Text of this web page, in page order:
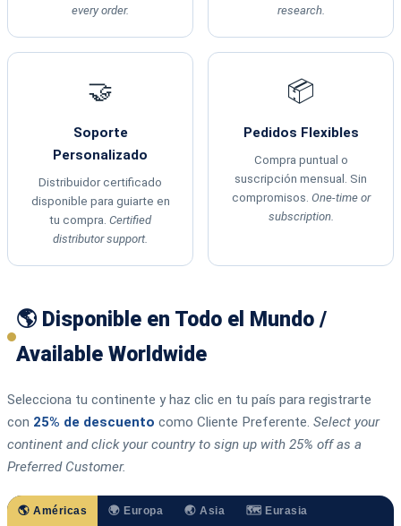
every order.
research.
🤝
Soporte
Personalizado
Distribuidor certificado
disponible para guiarte en
tu compra. Certified
distributor support.
📦
Pedidos Flexibles
Compra puntual o
suscripción mensual. Sin
compromisos. One-time or
subscription.
🌎 Disponible en Todo el Mundo /
Available Worldwide
Selecciona tu continente y haz clic en tu país para registrarte
con 25% de descuento como Cliente Preferente. Select your
continent and click your country to sign up with 25% off as a
Preferred Customer.
🌎 Américas 🌍 Europa 🌏 Asia 🗺️ Eurasia